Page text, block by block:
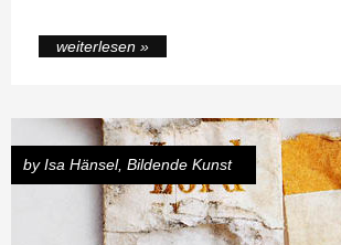
weiterlesen »
by Isa Hänsel, Bildende Kunst